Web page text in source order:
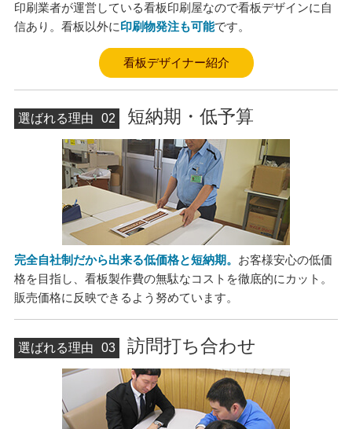
印刷業者が運営している看板印刷屋なので看板デザインに自
信あり。看板以外に印刷物発注も可能です。
看板デザイナー紹介
選ばれる理由 02 短納期・低予算
完全自社制だから出来る低価格と短納期。 お客様安心の低価
格を目指し、看板製作費の無駄なコストを徹底的にカット。
販売価格に反映できるよう努めています。
選ばれる理由 03 訪問打ち合わせ